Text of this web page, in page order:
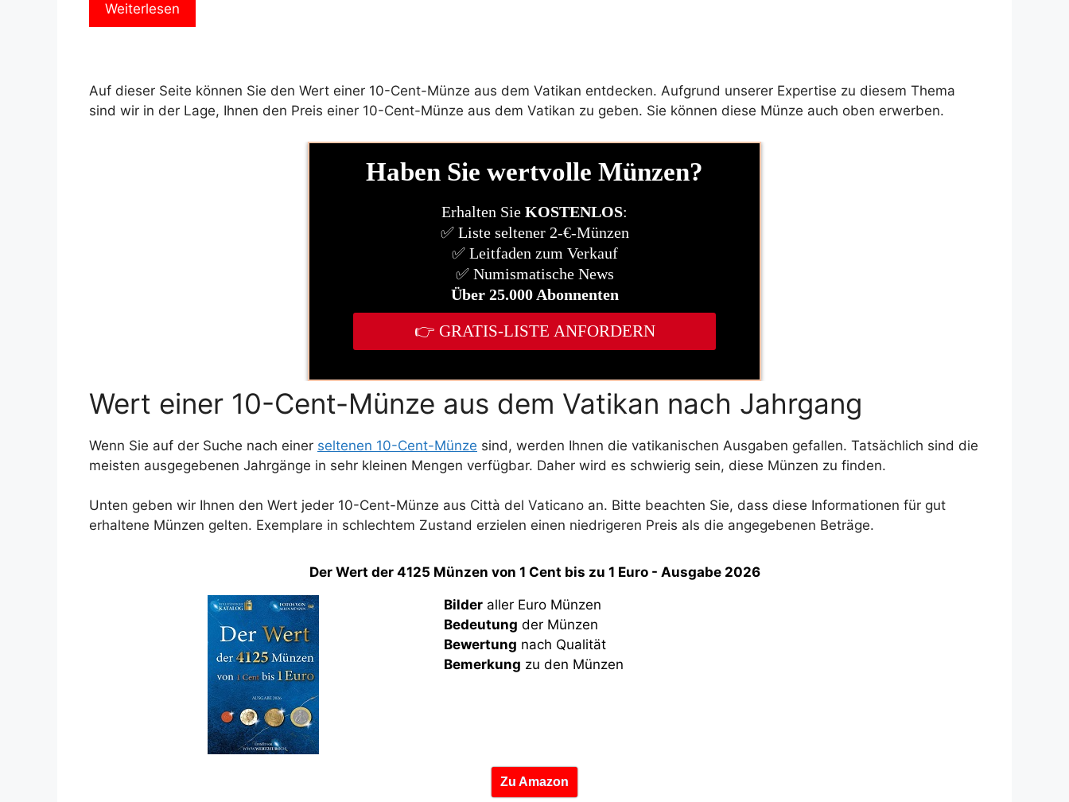
Weiterlesen
Auf dieser Seite können Sie den Wert einer 10-Cent-Münze aus dem Vatikan entdecken. Aufgrund unserer Expertise zu diesem Thema
sind wir in der Lage, Ihnen den Preis einer 10-Cent-Münze aus dem Vatikan zu geben. Sie können diese Münze auch oben erwerben.
Wert einer 10-Cent-Münze aus dem Vatikan nach Jahrgang
Wenn Sie auf der Suche nach einer seltenen 10-Cent-Münze sind, werden Ihnen die vatikanischen Ausgaben gefallen. Tatsächlich sind die
meisten ausgegebenen Jahrgänge in sehr kleinen Mengen verfügbar. Daher wird es schwierig sein, diese Münzen zu finden.
Unten geben wir Ihnen den Wert jeder 10-Cent-Münze aus Città del Vaticano an. Bitte beachten Sie, dass diese Informationen für gut
erhaltene Münzen gelten. Exemplare in schlechtem Zustand erzielen einen niedrigeren Preis als die angegebenen Beträge.
Der Wert der 4125 Münzen von 1 Cent bis zu 1 Euro - Ausgabe 2026
Bilder aller Euro Münzen
Bedeutung der Münzen
Bewertung nach Qualität
Bemerkung zu den Münzen
Zu Amazon